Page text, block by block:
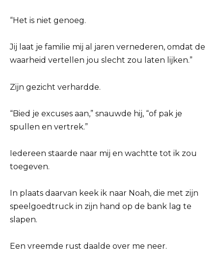
“Het is niet genoeg.
Jij laat je familie mij al jaren vernederen, omdat de
waarheid vertellen jou slecht zou laten lijken.”
Zijn gezicht verhardde.
“Bied je excuses aan,” snauwde hij, “of pak je
spullen en vertrek.”
Iedereen staarde naar mij en wachtte tot ik zou
toegeven.
In plaats daarvan keek ik naar Noah, die met zijn
speelgoedtruck in zijn hand op de bank lag te
slapen.
Een vreemde rust daalde over me neer.